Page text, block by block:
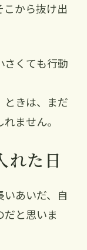
から抜け出
さくても行動
ときは、まだ
ません。
れた日
あいだ、自
と思いま